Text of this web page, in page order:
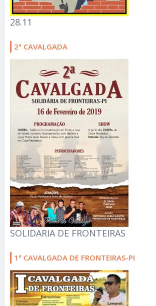
28.11
2ª CAVALGADA
SOLIDARIA DE FRONTEIRAS
1ª CAVALGADA DE FRONTEIRAS-PI